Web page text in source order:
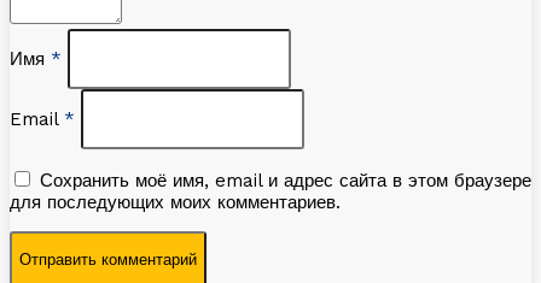
Имя *
Email *
Сохранить моё имя, email и адрес сайта в этом браузере
для последующих моих комментариев.